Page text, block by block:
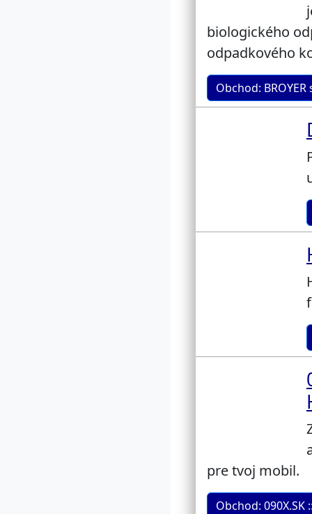
biologického
odpadkového
Obchod:
pre tvoj mobil.
Obchod: 090X.SK